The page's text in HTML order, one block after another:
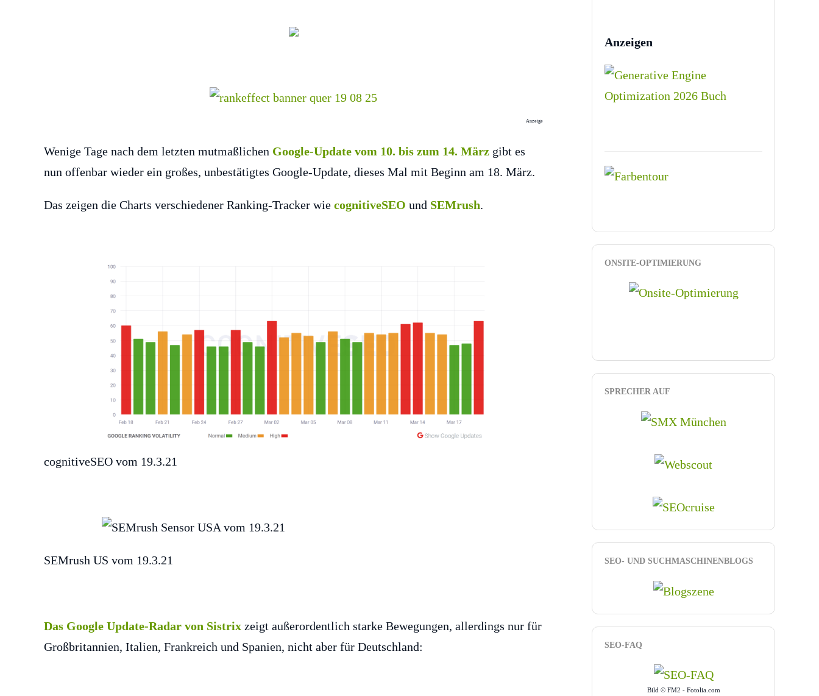
Anzeige
Wenige Tage nach dem letzten mutmaßlichen Google-Update vom 10. bis zum 14. März gibt es
nun offenbar wieder ein großes, unbestätigtes Google-Update, dieses Mal mit Beginn am 18. März.
Das zeigen die Charts verschiedener Ranking-Tracker wie cognitiveSEO und SEMrush.
cognitiveSEO vom 19.3.21
SEMrush US vom 19.3.21
Das Google Update-Radar von Sistrix zeigt außerordentlich starke Bewegungen, allerdings nur für
Großbritannien, Italien, Frankreich und Spanien, nicht aber für Deutschland:
Anzeigen
ONSITE-OPTIMIERUNG
SPRECHER AUF
SEO- UND SUCHMASCHINENBLOGS
SEO-FAQ
Bild © FM2 - Fotolia.com